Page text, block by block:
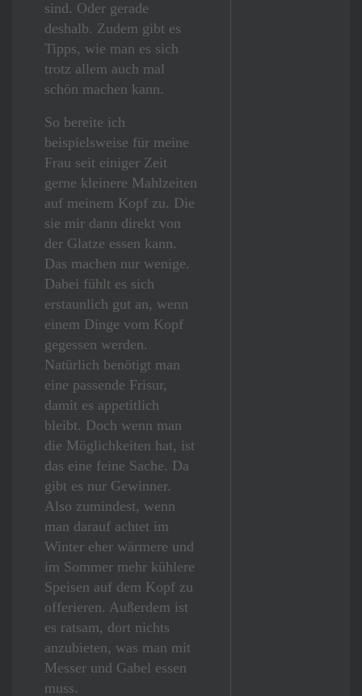
sind. Oder gerade
deshalb. Zudem gibt es
Tipps, wie man es sich
trotz allem auch mal
schön machen kann.
So bereite ich
beispielsweise für meine
Frau seit einiger Zeit
gerne kleinere Mahlzeiten
auf meinem Kopf zu. Die
sie mir dann direkt von
der Glatze essen kann.
Das machen nur wenige.
Dabei fühlt es sich
erstaunlich gut an, wenn
einem Dinge vom Kopf
gegessen werden.
Natürlich benötigt man
eine passende Frisur,
damit es appetitlich
bleibt. Doch wenn man
die Möglichkeiten hat, ist
das eine feine Sache. Da
gibt es nur Gewinner.
Also zumindest, wenn
man darauf achtet im
Winter eher wärmere und
im Sommer mehr kühlere
Speisen auf dem Kopf zu
offerieren. Außerdem ist
es ratsam, dort nichts
anzubieten, was man mit
Messer und Gabel essen
muss.